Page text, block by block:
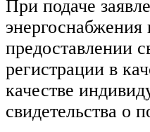
При подаче
энергоснабжения
предоставлении
регистрации в
качестве
свидетельства о